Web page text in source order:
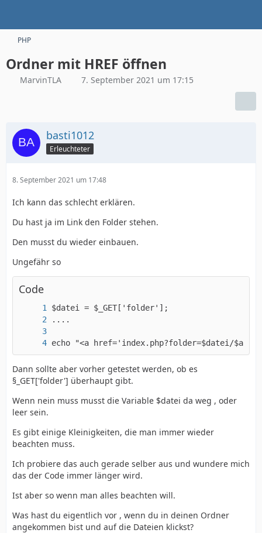
PHP
Ordner mit HREF öffnen
MarvinTLA 7. September 2021 um 17:15
basti1012
Erleuchteter
8. September 2021 um 17:48
Ich kann das schlecht erklären.
Du hast ja im Link den Folder stehen.
Den musst du wieder einbauen.
Ungefähr so
Code
echo "<a href='index.php?folder=$datei/
Dann sollte aber vorher getestet werden, ob es
§_GET['folder'] überhaupt gibt.
Wenn nein muss musst die Variable $datei da weg , oder
leer sein.
Es gibt einige Kleinigkeiten, die man immer wieder
beachten muss.
Ich probiere das auch gerade selber aus und wundere mich
das der Code immer länger wird.
Ist aber so wenn man alles beachten will.
Was hast du eigentlich vor , wenn du in deinen Ordner
angekommen bist und auf die Dateien klickst?